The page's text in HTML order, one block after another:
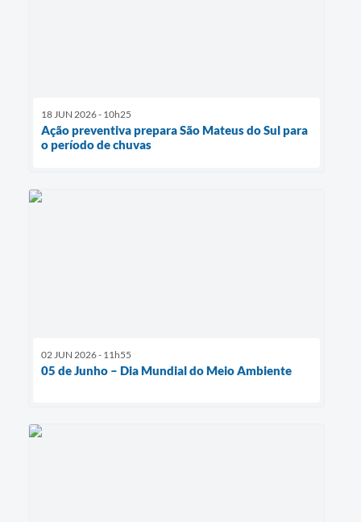
18 JUN 2026 - 10h25
Ação preventiva prepara São Mateus do Sul para
o período de chuvas
02 JUN 2026 - 11h55
05 de Junho – Dia Mundial do Meio Ambiente